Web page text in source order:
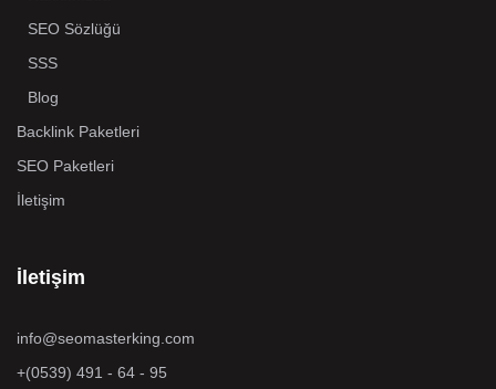
SEO Sözlüğü
SSS
Blog
Backlink Paketleri
SEO Paketleri
İletişim
İletişim
info@seomasterking.com
+(0539) 491 - 64 - 95